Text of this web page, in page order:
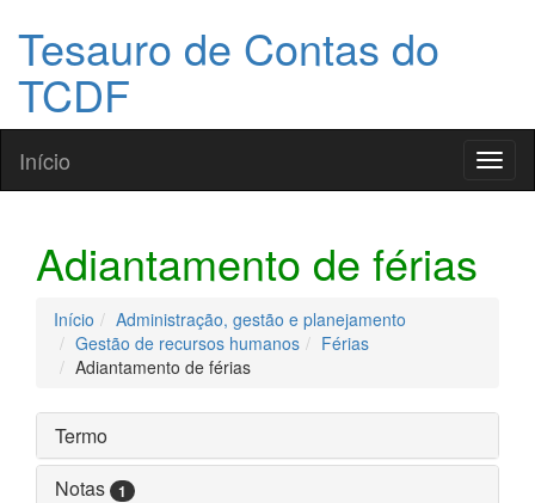
Tesauro de Contas do
TCDF
Início
Adiantamento de férias
Início
Administração, gestão e planejamento
Gestão de recursos humanos
Férias
Adiantamento de férias
Termo
Notas
1